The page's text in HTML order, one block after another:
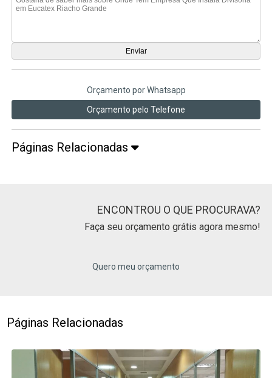
Orçamento por Whatsapp
Orçamento pelo Telefone
Páginas Relacionadas
ENCONTROU O QUE PROCURAVA?
Faça seu orçamento grátis agora mesmo!
Quero meu orçamento
Páginas Relacionadas